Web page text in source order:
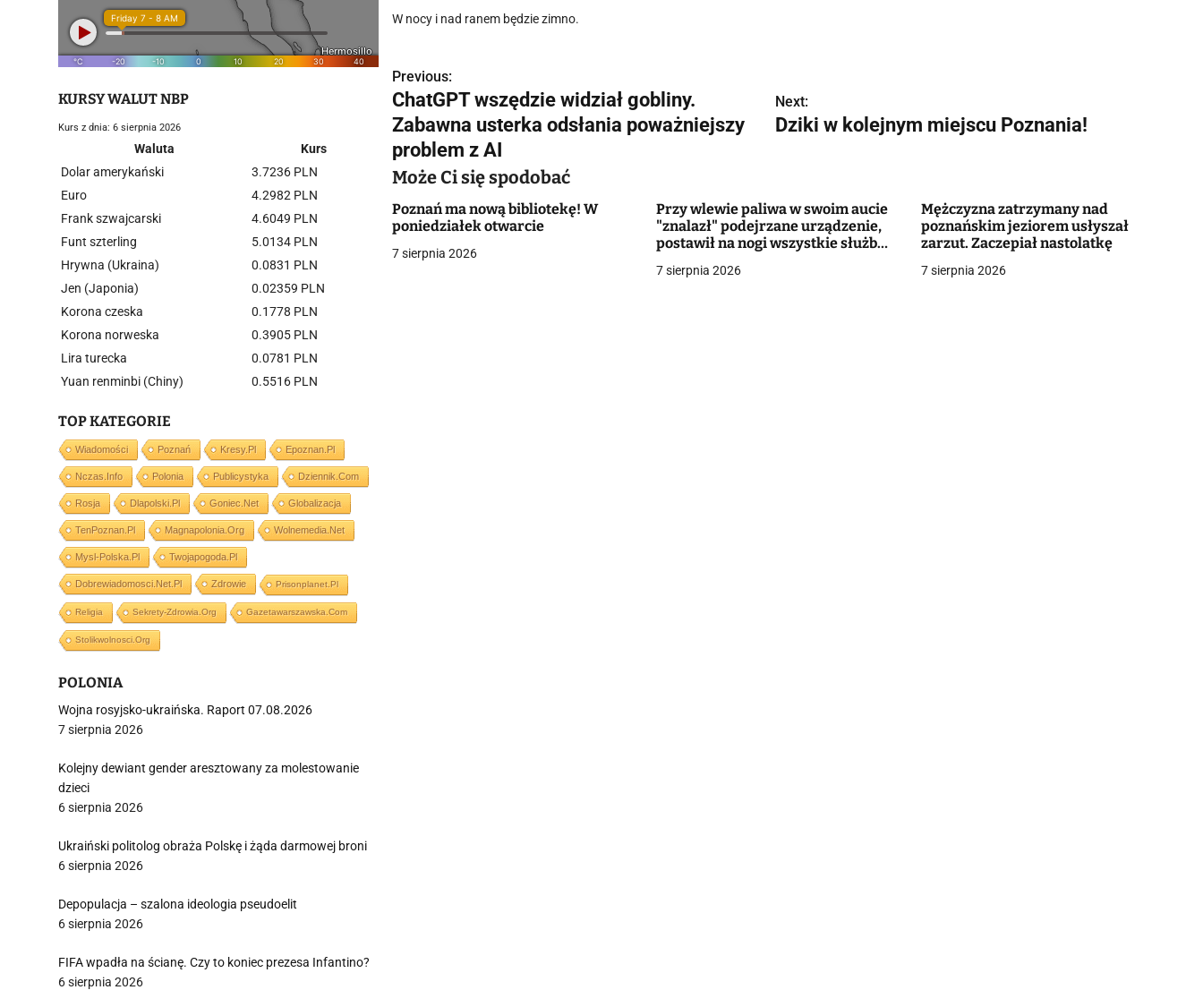
W nocy i nad ranem będzie zimno.
N
a
w
i
g
a
Previous:
ChatGPT wszędzie widział gobliny.
Zabawna usterka odsłania poważniejszy
problem z AI
Next:
Dziki w kolejnym miejscu Poznania!
Może Ci się spodobać
Poznań ma nową bibliotekę! W
poniedziałek otwarcie
7 sierpnia 2026
Przy wlewie paliwa w swoim aucie
"znalazł" podejrzane urządzenie,
postawił na nogi wszystkie służby i
Sam je podrzucił. Jest więcej
7 sierpnia 2026
Mężczyzna zatrzymany nad
poznańskim jeziorem usłyszał
zarzut. Zaczepiał nastolatkę
7 sierpnia 2026
KURSY WALUT NBP
Kurs z dnia: 6 sierpnia 2026
Waluta
Kurs
Dolar amerykański
3.7236 PLN
Euro
4.2982 PLN
Frank szwajcarski
4.6049 PLN
Funt szterling
5.0134 PLN
Hrywna (Ukraina)
0.0831 PLN
Jen (Japonia)
0.02359 PLN
Korona czeska
0.1778 PLN
Korona norweska
0.3905 PLN
Lira turecka
0.0781 PLN
Yuan renminbi (Chiny)
0.5516 PLN
TOP KATEGORIE
Wiadomości Poznań Kresy.pl Epoznan.pl
Nczas.info Polonia Publicystyka Dziennik.com
Rosja Dlapolski.pl Goniec.net Globalizacja
TenPoznan.pl Magnapolonia.org Wolnemedia.net
Mysl-Polska.pl Twojapogoda.pl
Dobrewiadomosci.net.pl Zdrowie Prisonplanet.pl
Religia Sekrety-Zdrowia.org Gazetawarszawska.com
Stolikwolnosci.org
POLONIA
Wojna rosyjsko-ukraińska. Raport 07.08.2026
7 sierpnia 2026
Kolejny dewiant gender aresztowany za molestowanie
dzieci
6 sierpnia 2026
Ukraiński politolog obraża Polskę i żąda darmowej broni
6 sierpnia 2026
Depopulacja – szalona ideologia pseudoelit
6 sierpnia 2026
FIFA wpadła na ścianę. Czy to koniec prezesa Infantino?
6 sierpnia 2026